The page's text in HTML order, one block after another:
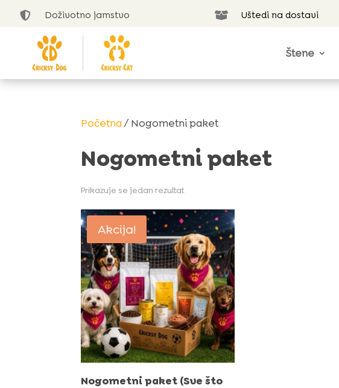
 Doživotno jamstvo  Uštedi na dostavi
Štene
Početna/ Nogometni paket
Nogometni paket
Prikazuje se jedan rezultat
Akcija!
Nogometni paket (Sve što